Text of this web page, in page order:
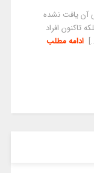
آن یافت نشده
افراد
ادامه مطلب